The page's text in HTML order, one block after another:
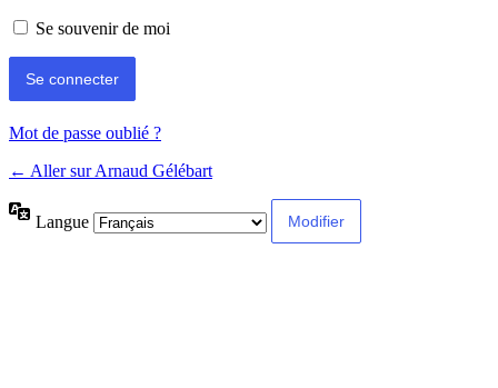
Se souvenir de moi
Mot de passe oublié ?
← Aller sur Arnaud Gélébart
Langue